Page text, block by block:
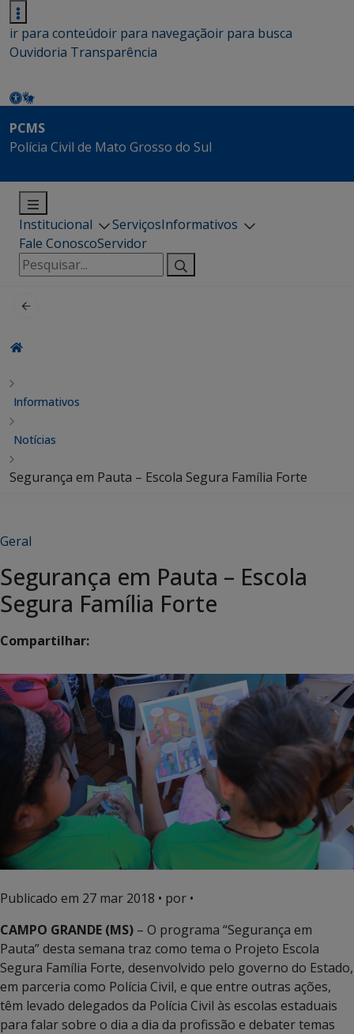
ir para conteúdoir para navegaçãoir para busca
Ouvidoria Transparência
PCMS
Polícia Civil de Mato Grosso do Sul
Institucional ServiçosInformativos
Fale ConoscoServidor
Pesquisar
por:
Informativos
Notícias
Segurança em Pauta – Escola Segura Família Forte
Geral
Segurança em Pauta – Escola
Segura Família Forte
Compartilhar:
Publicado em 27 mar 2018 • por •
CAMPO GRANDE (MS) – O programa “Segurança em
Pauta” desta semana traz como tema o Projeto Escola
Segura Família Forte, desenvolvido pelo governo do Estado,
em parceria como Polícia Civil, e que entre outras ações,
têm levado delegados da Polícia Civil às escolas estaduais
para falar sobre o dia a dia da profissão e debater temas